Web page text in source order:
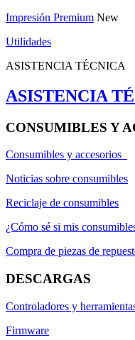
Impresión Premium New
Utilidades
ASISTENCIA TÉCNICA
ASISTENCIA
CONSUMIBLES Y
Consumibles y accesorios
Noticias sobre consumibles
Reciclaje de consumibles
¿Cómo sé si mis
Compra de piezas de
DESCARGAS
Controladores y
Firmware